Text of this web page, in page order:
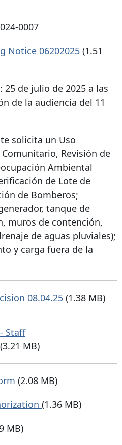
0007
Notice 06202025 (1.51
: 25 de julio de 2025 a las
de la audiencia del 11
solicita un Uso
Revisión de
Ambiental
de Lote de
de Bomberos;
tanque de
muros de contención,
de aguas pluviales);
y carga fuera de la
08.04.25 (1.38 MB)
Staff
(3.21 MB)
(2.08 MB)
(1.36 MB)
MB)